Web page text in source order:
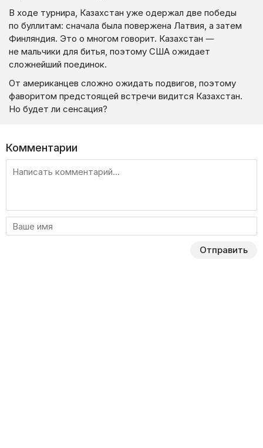
В ходе турнира, Казахстан уже одержал две победы
по буллитам: сначала была повержена Латвия, а затем
Финляндия. Это о многом говорит. Казахстан —
не мальчики для битья, поэтому США ожидает
сложнейший поединок.
От американцев сложно ожидать подвигов, поэтому
фаворитом предстоящей встречи видится Казахстан.
Но будет ли сенсация?
Комментарии
Отправить